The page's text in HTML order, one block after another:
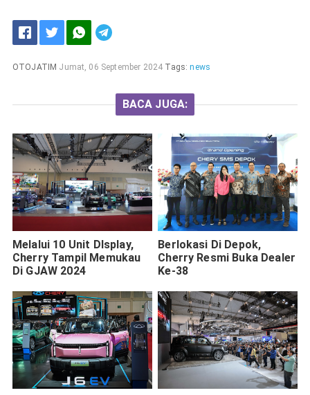
OTOJATIM Jumat, 06 September 2024 Tags:news
BACA JUGA:
Melalui 10 Unit DIsplay,
Cherry Tampil Memukau
Di GJAW 2024
Berlokasi Di Depok,
Cherry Resmi Buka Dealer
Ke-38